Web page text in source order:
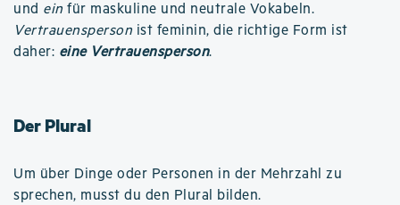
und ein für maskuline und neutrale Vokabeln.
Vertrauensperson ist feminin, die richtige Form ist
daher: eine Vertrauensperson.
Der Plural
Um über Dinge oder Personen in der Mehrzahl zu
sprechen, musst du den Plural bilden.